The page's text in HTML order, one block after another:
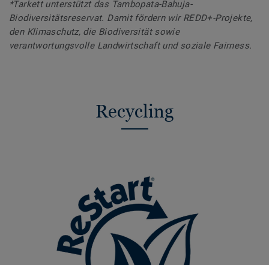
*Tarkett unterstützt das Tambopata-Bahuja-
Biodiversitätsreservat. Damit fördern wir REDD+-Projekte,
den Klimaschutz, die Biodiversität sowie
verantwortungsvolle Landwirtschaft und soziale Fairness.
Recycling